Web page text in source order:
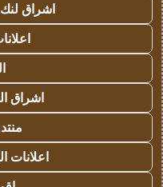
اشراق
اشراق
اعلانات